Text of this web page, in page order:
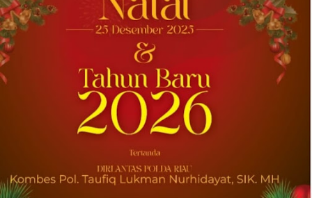
pelanggan yang dilandasi kepercayaan
DOWNERS GROVE, Illinois, Aug. 04, 2026 ...
2026-08-01 00:27:35| Source:
Univar Solutions Mengapresiasi Mitra
Awards Tahunan
DOWNERS GROVE, Illinois, Aug. 01, 2026
(GLOBE NEWSWIRE) -- Univar Solutions LLC